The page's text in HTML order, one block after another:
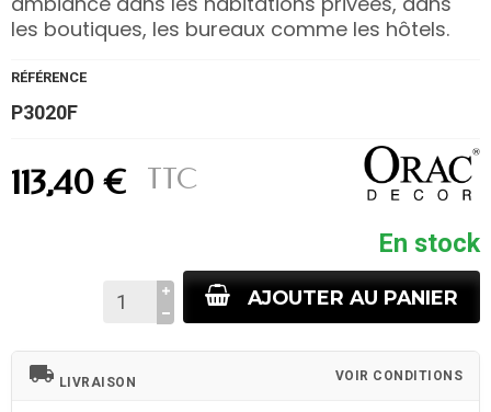
les boutiques, les bureaux comme les hôtels.
RÉFÉRENCE
P3020F
113,40 € TTC
En stock
AJOUTER AU PANIER
local_shipping LIVRAISON VOIR CONDITIONS